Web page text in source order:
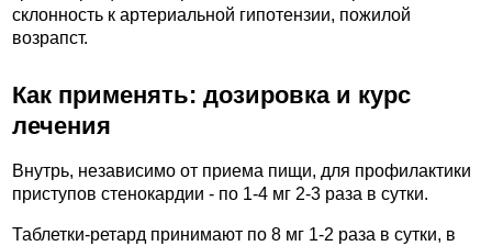
склонность к артериальной гипотензии, пожилой
возрапст.
Как применять: дозировка и курс
лечения
Внутрь, независимо от приема пищи, для профилактики
приступов стенокардии - по 1-4 мг 2-3 раза в сутки.
Таблетки-ретард принимают по 8 мг 1-2 раза в сутки, в